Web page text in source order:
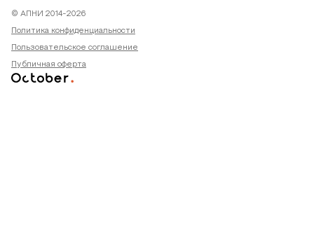
© АПНИ 2014-2026
Политика конфиденциальности
Пользовательское соглашение
Публичная оферта